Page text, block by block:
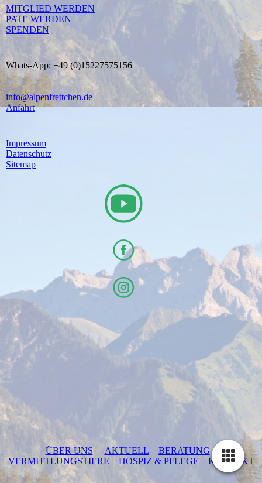
MITGLIED WERDEN
PATE WERDEN
SPENDEN
Whats-App: +49 (0)15227575156
info@alpenfrettchen.de
Anfahrt
Impressum
Datenschutz
Sitemap
ÜBER UNS AKTUELL
BERATUNG
VERMITTLUNGSTIERE
HOSPIZ & PFLEGE KONTAKT